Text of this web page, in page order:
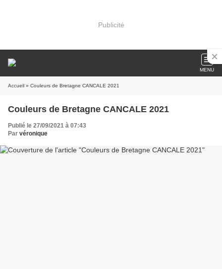
Publicité
MENU
Accueil » Couleurs de Bretagne CANCALE 2021
Couleurs de Bretagne CANCALE 2021
Publié le 27/09/2021 à 07:43
Par véronique